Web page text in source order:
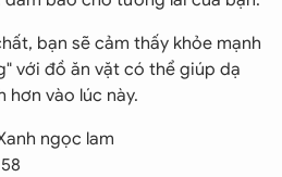
bạn sẽ cảm thấy khỏe mạnh
với đồ ăn vặt có thể giúp dạ
hơn vào lúc này.
ngọc lam